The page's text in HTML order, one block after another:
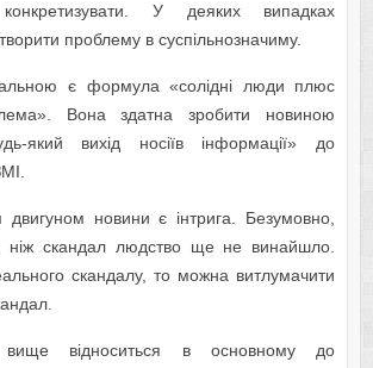
У деяких випадках
проблему в суспільнозначиму.
є формула «солідні люди плюс
Вона здатна зробити новиною
який вихід носіїв інформації»
до
двигуном новини є інтрига. Безумовно,
ніж скандал людство ще не винайшло.
скандалу, то можна витлумачити
відноситься в основному до